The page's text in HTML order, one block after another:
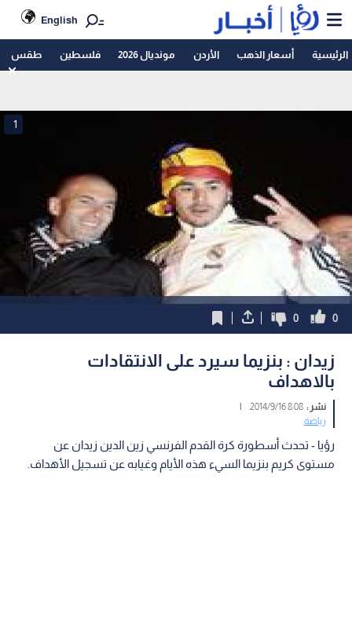
English
الرئيسية أسعار الذهب الأردن مونديال 2026 فلسطين طقس
1
0
0
زيدان : بنزيما سيرد على الانتقادات
بالاهداف
نشر :8:08 2014/9/16
|
رياضة
رؤيا - تحدث أسطورة كرة القدم الفرنسي زين الدين زيدان عن
مستوى كريم بنزيما السيء هذه الأيام وغيابه عن تسجيل الأهداف.